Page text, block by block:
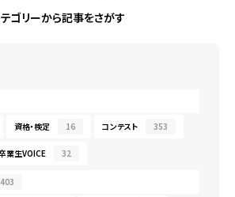
ゴリーから記事をさがす
資格・検定 16 コンテスト 353
業生VOICE 32